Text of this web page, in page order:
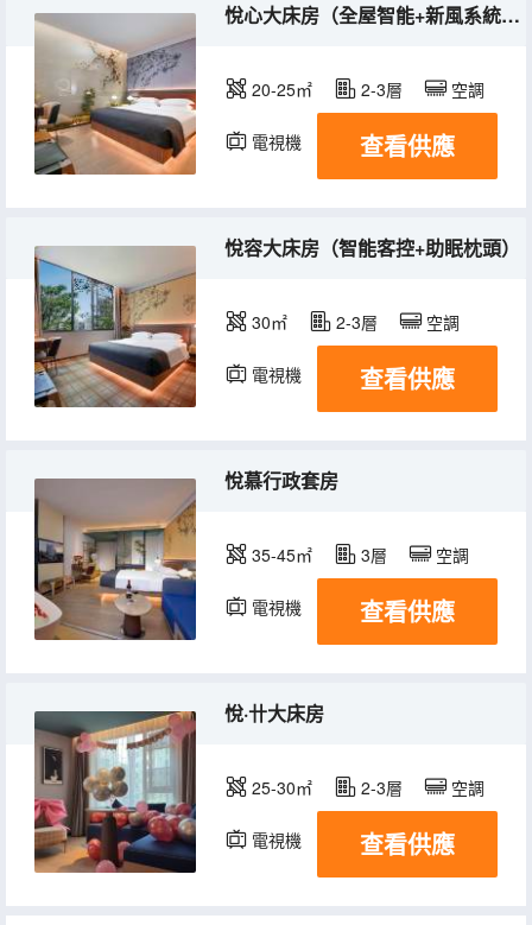
悅心大床房（全屋智能+新風系統+助眠枕頭）
20-25㎡ 2-3層 空調
電視機 查看供應
悅容大床房（智能客控+助眠枕頭）
30㎡ 2-3層 空調
電視機 查看供應
悅慕行政套房
35-45㎡ 3層 空調
電視機 查看供應
悅·卄大床房
25-30㎡ 2-3層 空調
電視機 查看供應